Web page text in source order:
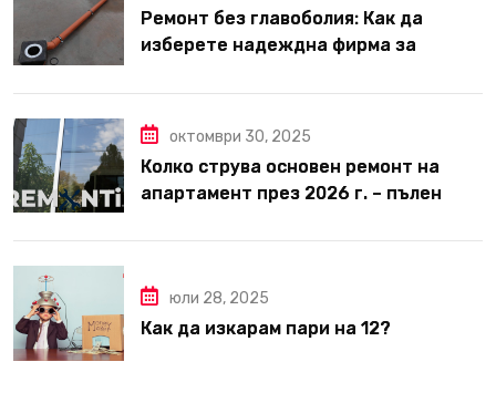
Ремонт без главоболия: Как да
изберете надеждна фирма за
октомври 30, 2025
Колко струва основен ремонт на
апартамент през 2026 г. – пълен
юли 28, 2025
Как да изкарам пари на 12?